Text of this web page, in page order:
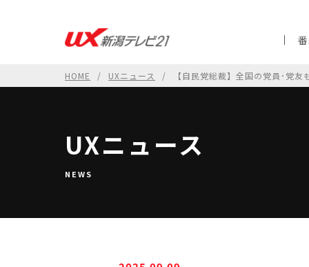
HOME UXニュース 【自民党総裁】全国の党員･党
UXニュース
NEWS